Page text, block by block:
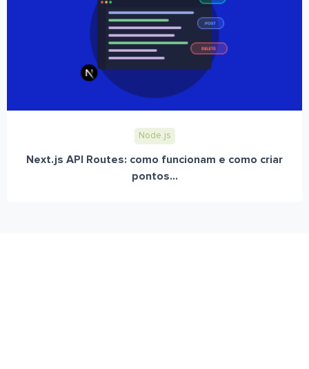
Node.js
Next.js API Routes: como funcionam e como criar
pontos...